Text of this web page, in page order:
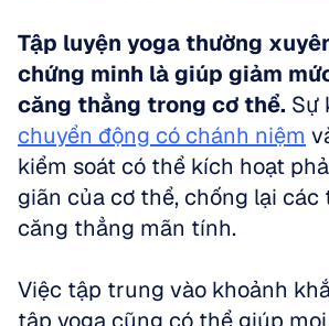
Tập luyện yoga thường
chứng minh là giúp giảm
căng thẳng trong cơ thể.
chuyển động có chánh niệm
kiểm soát có thể kích hoạt
giãn của cơ thể, chống lại các
căng thẳng mãn tính.
Việc tập trung vào khoảnh